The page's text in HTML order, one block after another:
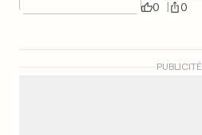
0 0
PUBLICITÉ